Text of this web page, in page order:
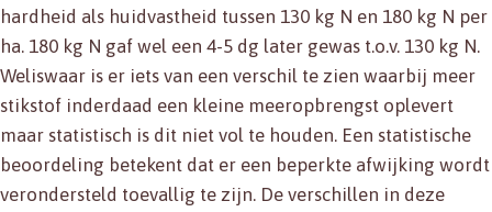
hardheid als huidvastheid tussen 130 kg N en 180 kg N per
ha. 180 kg N gaf wel een 4-5 dg later gewas t.o.v. 130 kg N.
Weliswaar is er iets van een verschil te zien waarbij meer
stikstof inderdaad een kleine meeropbrengst oplevert
maar statistisch is dit niet vol te houden. Een statistische
beoordeling betekent dat er een beperkte afwijking wordt
verondersteld toevallig te zijn. De verschillen in deze